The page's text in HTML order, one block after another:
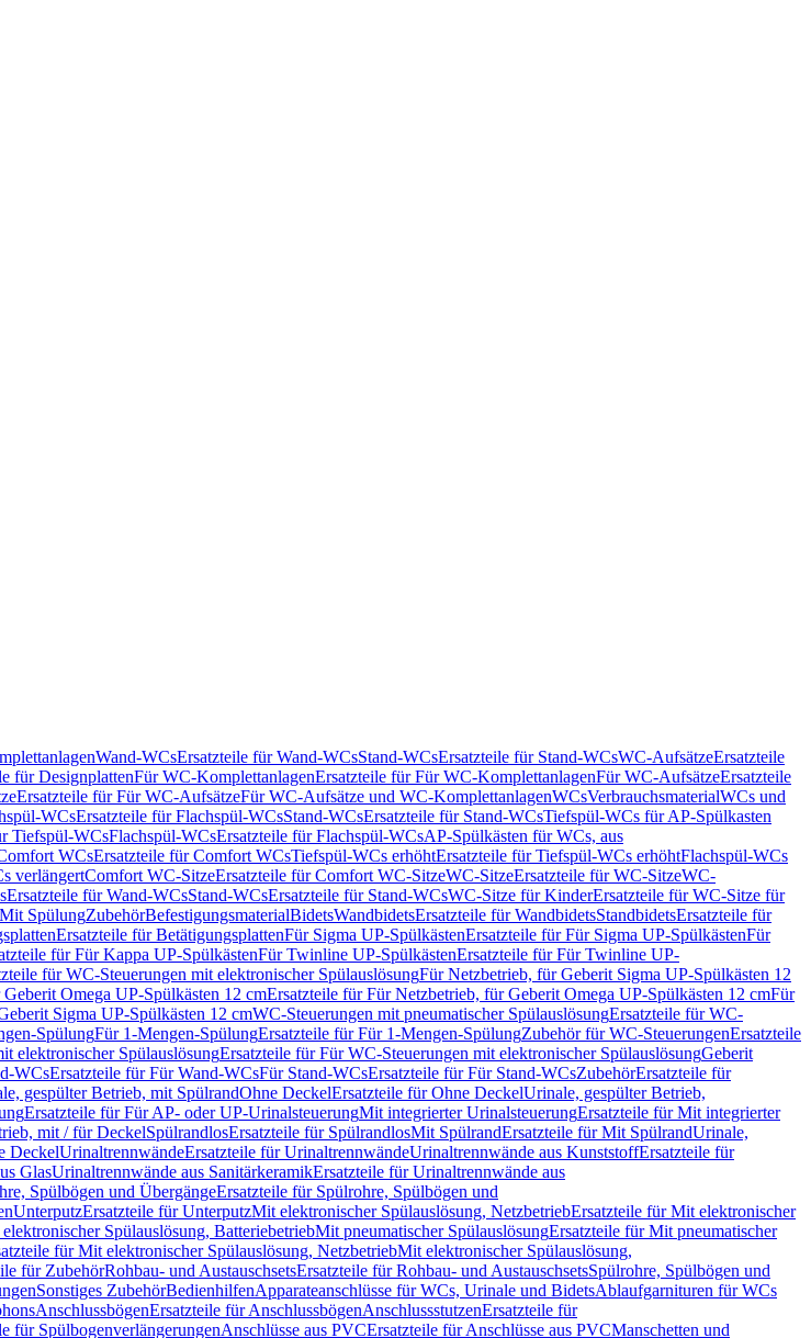
Wand-WCsErsatzteile für Wand-WCsStand-WCsErsatzteile für Stand-WCsWC-AufsätzeErsatzteile
für DesignplattenFür WC-KomplettanlagenErsatzteile für Für WC-KomplettanlagenFür WC-AufsätzeErsatzteile
Ersatzteile für Für WC-AufsätzeFür WC-Aufsätze und WC-KomplettanlagenWCsVerbrauchsmaterialWCs und
WCsErsatzteile für Flachspül-WCsStand-WCsErsatzteile für Stand-WCsTiefspül-WCs für AP-Spülkasten
Tiefspül-WCsFlachspül-WCsErsatzteile für Flachspül-WCsAP-Spülkästen für WCs, aus
WCsErsatzteile für Comfort WCsTiefspül-WCs erhöhtErsatzteile für Tiefspül-WCs erhöhtFlachspül-WCs
verlängertComfort WC-SitzeErsatzteile für Comfort WC-SitzeWC-SitzeErsatzteile für WC-SitzeWC-
Ersatzteile für Wand-WCsStand-WCsErsatzteile für Stand-WCsWC-Sitze für KinderErsatzteile für WC-Sitze für
Mit SpülungZubehörBefestigungsmaterialBidetsWandbidetsErsatzteile für WandbidetsStandbidetsErsatzteile für
Ersatzteile für BetätigungsplattenFür Sigma UP-SpülkästenErsatzteile für Für Sigma UP-SpülkästenFür
für Für Kappa UP-SpülkästenFür Twinline UP-SpülkästenErsatzteile für Für Twinline UP-
für WC-Steuerungen mit elektronischer SpülauslösungFür Netzbetrieb, für Geberit Sigma UP-Spülkästen 12
Omega UP-Spülkästen 12 cmErsatzteile für Für Netzbetrieb, für Geberit Omega UP-Spülkästen 12 cmFür
Sigma UP-Spülkästen 12 cmWC-Steuerungen mit pneumatischer SpülauslösungErsatzteile für WC-
SpülungFür 1-Mengen-SpülungErsatzteile für Für 1-Mengen-SpülungZubehör für WC-SteuerungenErsatzteile
elektronischer SpülauslösungErsatzteile für Für WC-Steuerungen mit elektronischer SpülauslösungGeberit
WCsErsatzteile für Für Wand-WCsFür Stand-WCsErsatzteile für Für Stand-WCsZubehörErsatzteile für
gespülter Betrieb, mit SpülrandOhne DeckelErsatzteile für Ohne DeckelUrinale, gespülter Betrieb,
Ersatzteile für Für AP- oder UP-UrinalsteuerungMit integrierter UrinalsteuerungErsatzteile für Mit integrierter
mit / für DeckelSpülrandlosErsatzteile für SpülrandlosMit SpülrandErsatzteile für Mit SpülrandUrinale,
DeckelUrinaltrennwändeErsatzteile für UrinaltrennwändeUrinaltrennwände aus KunststoffErsatzteile für
GlasUrinaltrennwände aus SanitärkeramikErsatzteile für Urinaltrennwände aus
Spülbögen und ÜbergängeErsatzteile für Spülrohre, Spülbögen und
UnterputzErsatzteile für UnterputzMit elektronischer Spülauslösung, NetzbetriebErsatzteile für Mit elektronischer
Spülauslösung, BatteriebetriebMit pneumatischer SpülauslösungErsatzteile für Mit pneumatischer
für Mit elektronischer Spülauslösung, NetzbetriebMit elektronischer Spülauslösung,
für ZubehörRohbau- und AustauschsetsErsatzteile für Rohbau- und AustauschsetsSpülrohre, Spülbögen und
Sonstiges ZubehörBedienhilfenApparateanschlüsse für WCs, Urinale und BidetsAblaufgarnituren für WCs
AnschlussbögenErsatzteile für AnschlussbögenAnschlussstutzenErsatzteile für
für SpülbogenverlängerungenAnschlüsse aus PVCErsatzteile für Anschlüsse aus PVCManschetten und